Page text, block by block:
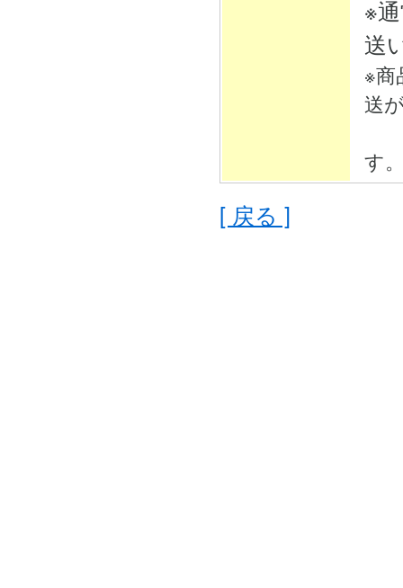
※
送
※商
送
す
[ 戻る ]